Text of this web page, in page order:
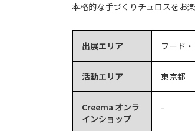
本格的な手づくりチュロスをお
出展エリア フード
活動エリア 東京都
Creema オンラ
インショップ
-